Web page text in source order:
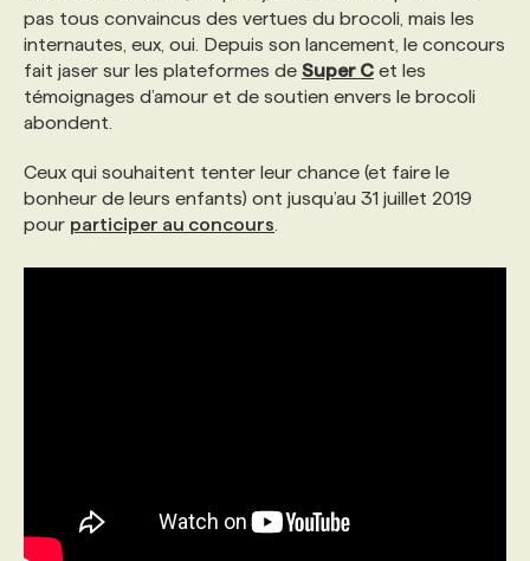
ANNONCEZ AVEC NOUS
pas tous convaincus des vertues du brocoli, mais les
internautes, eux, oui. Depuis son lancement, le concours
fait jaser sur les plateformes de Super C et les
témoignages d’amour et de soutien envers le brocoli
abondent.
Ceux qui souhaitent tenter leur chance (et faire le
bonheur de leurs enfants) ont jusqu’au 31 juillet 2019
pour participer au concours